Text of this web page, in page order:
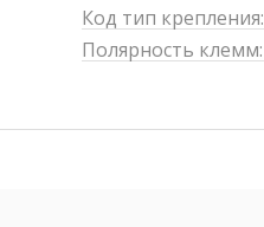
Код тип крепления:
Полярность клемм: